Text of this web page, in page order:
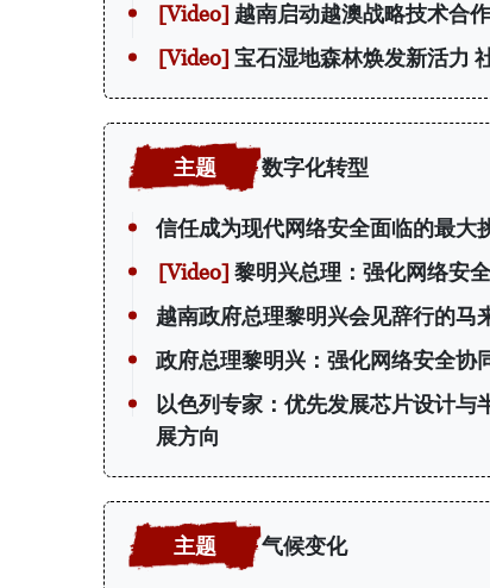
越南启动越澳战略技术合
宝石湿地森林焕发新活力
数字化转型
信任成为现代网络安全面临的最大
黎明兴总理：强化网络安
越南政府总理黎明兴会见辞行的马
政府总理黎明兴：强化网络安全协
以色列专家：优先发展芯片设计
展方向
气候变化